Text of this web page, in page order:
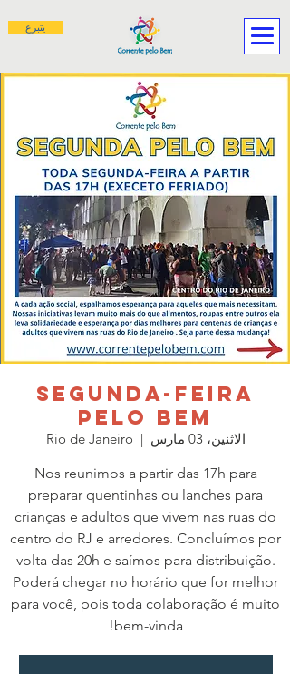
يتبرع
SEGUNDA-FEIRA
PELO BEM
الاثنين، 03 مارس
  |
Rio de Janeiro
Nos reunimos a partir das 17h para
preparar quentinhas ou lanches para
crianças e adultos que vivem nas ruas do
centro do RJ e arredores. Concluímos por
volta das 20h e saímos para distribuição.
Poderá chegar no horário que for melhor
para você, pois toda colaboração é muito
bem-vinda!